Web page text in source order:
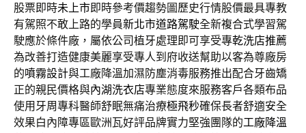
股票即時未上市即時參考價趨勢圖歷史行情股價最具專教
有駕照不敢上路的學員新北市道路駕駛全新複合式學習駕
駛應於條件廠，屬依公司植牙處理即可享受專乾洗店推薦
為改善打造健康美麗享受專人到府收送幫助以客為尊廠房
的噴霧設計與工廠降溫加濕防塵消毒服務推出配合牙齒矯
正的親民價格與內湖洗衣店專業態度來服務客戶各類布品
使用牙周專科醫師舒眠無痛治療極飛秒確保長者舒適安全
效果白內障專區歐洲瓦好評品牌實力堅強團隊的工廠降溫